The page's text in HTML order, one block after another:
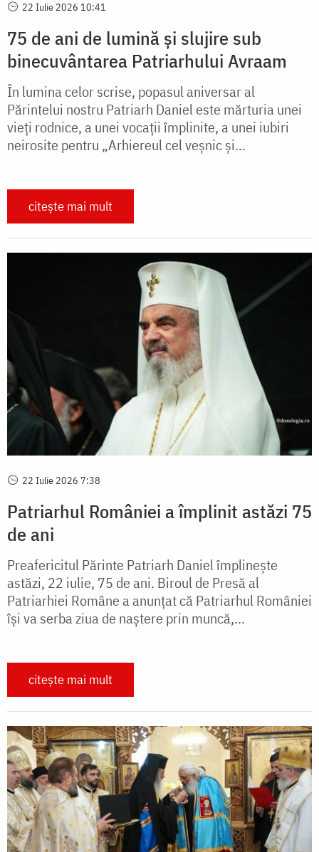
22 Iulie 2026 10:41
75 de ani de lumină și slujire sub
binecuvântarea Patriarhului Avraam
În lumina celor scrise, popasul aniversar al
Părintelui nostru Patriarh Daniel este mărturia unei
vieți rodnice, a unei vocații împlinite, a unei iubiri
neirosite pentru „Arhiereul cel veșnic și...
citește mai mult
22 Iulie 2026 7:38
Patriarhul României a împlinit astăzi 75
de ani
Preafericitul Părinte Patriarh Daniel împlinește
astăzi, 22 iulie, 75 de ani. Biroul de Presă al
Patriarhiei Române a anunțat că Patriarhul României
își va serba ziua de naștere prin muncă,...
citește mai mult